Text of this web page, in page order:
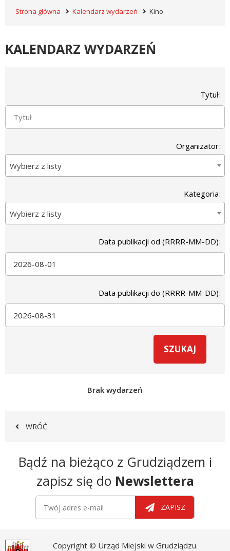
Strona główna Kalendarz wydarzeń Kino
KALENDARZ WYDARZEŃ
Tytuł
Organizator
Wybierz z listy
Kategoria
Wybierz z listy
Data publikacji od (RRRR-MM-DD)
Data publikacji do (RRRR-MM-DD)
Brak wydarzeń
WRÓĆ
Newsletter
Bądź na bieżąco z Grudziądzem i
zapisz się do Newslettera
ZAPISZ
Copyright © Urząd Miejski w Grudziądzu.